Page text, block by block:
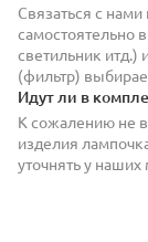
Связаться с
самостоятельно
светильник итд.)
(фильтр)
Идут ли в
К сожалению не
изделия
уточнять у